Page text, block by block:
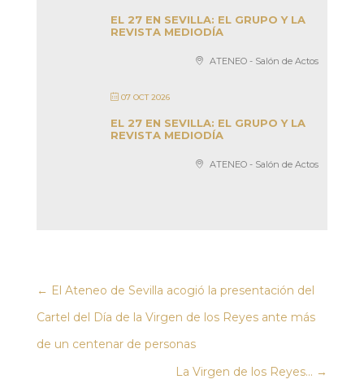
EL 27 EN SEVILLA: EL GRUPO Y LA
REVISTA MEDIODÍA
ATENEO - Salón de Actos
07 OCT 2026
EL 27 EN SEVILLA: EL GRUPO Y LA
REVISTA MEDIODÍA
ATENEO - Salón de Actos
← El Ateneo de Sevilla acogió la presentación del
Cartel del Día de la Virgen de los Reyes ante más
de un centenar de personas
La Virgen de los Reyes... →